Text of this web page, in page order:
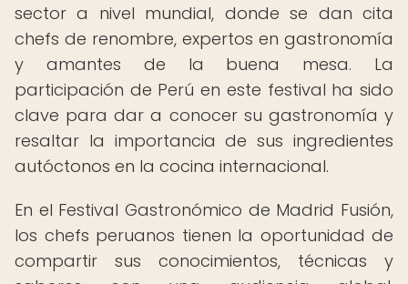
sector a nivel mundial, donde se dan cita
chefs de renombre, expertos en gastronomía
y amantes de la buena mesa. La
participación de Perú en este festival ha sido
clave para dar a conocer su gastronomía y
resaltar la importancia de sus ingredientes
autóctonos en la cocina internacional.
En el Festival Gastronómico de Madrid Fusión,
los chefs peruanos tienen la oportunidad de
compartir sus conocimientos, técnicas y